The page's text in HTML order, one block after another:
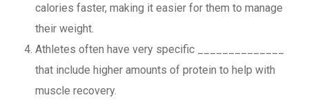
calories faster, making it easier for them to manage
their weight.
Athletes often have very specific ______________
that include higher amounts of protein to help with
muscle recovery.